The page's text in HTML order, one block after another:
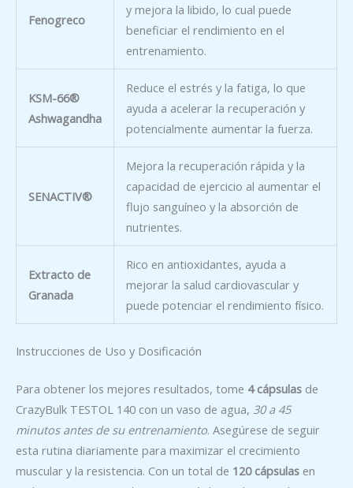
Fenogreco
y mejora la libido, lo cual puede
beneficiar el rendimiento en el
entrenamiento.
KSM-66®
Ashwagandha
Reduce el estrés y la fatiga, lo que
ayuda a acelerar la recuperación y
potencialmente aumentar la fuerza.
SENACTIV®
Mejora la recuperación rápida y la
capacidad de ejercicio al aumentar el
flujo sanguíneo y la absorción de
nutrientes.
Extracto de
Granada
Rico en antioxidantes, ayuda a
mejorar la salud cardiovascular y
puede potenciar el rendimiento físico.
Instrucciones de Uso y Dosificación
Para obtener los mejores resultados, tome 4 cápsulas de
CrazyBulk TESTOL 140 con un vaso de agua, 30 a 45
minutos antes de su entrenamiento. Asegúrese de seguir
esta rutina diariamente para maximizar el crecimiento
muscular y la resistencia. Con un total de 120 cápsulas en